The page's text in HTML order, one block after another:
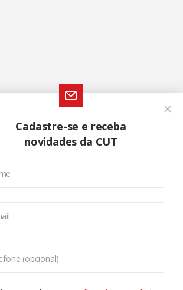
Cadastre-se e receba
novidades da CUT
(opcional)